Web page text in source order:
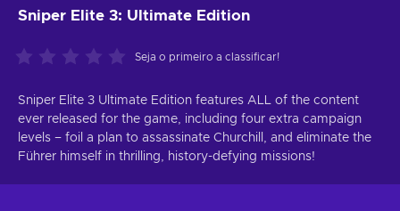
Sniper Elite 3: Ultimate Edition
Seja o primeiro a classificar!
Sniper Elite 3 Ultimate Edition features ALL of the content
ever released for the game, including four extra campaign
levels – foil a plan to assassinate Churchill, and eliminate the
Führer himself in thrilling, history-defying missions!